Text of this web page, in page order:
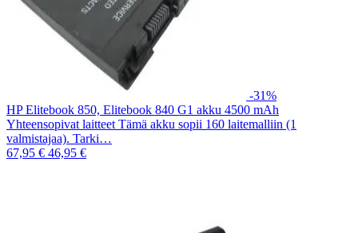
-31%
HP Elitebook 850, Elitebook 840 G1 akku 4500 mAh
Yhteensopivat laitteet Tämä akku sopii 160 laitemalliin (1
valmistajaa). Tarki…
67,95 € 46,95 €